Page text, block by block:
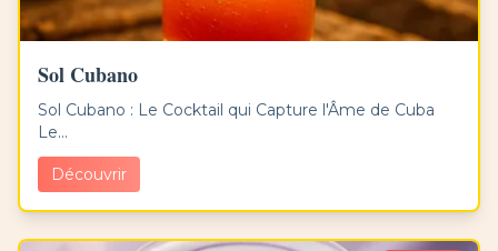
Sol Cubano
Sol Cubano : Le Cocktail qui Capture l'Âme de Cuba
Le...
Découvrir